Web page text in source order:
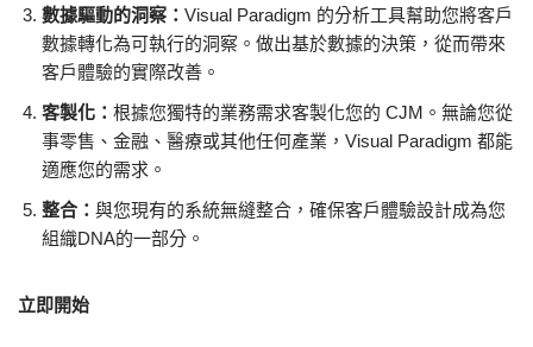
數據驅動的洞察： Visual Paradigm 的分析工具幫助您將客戶
數據轉化為可執行的洞察。做出基於數據的決策，從而帶來
客戶體驗的實際改善。
客製化： 根據您獨特的業務需求客製化您的 CJM。無論您從
事零售、金融、醫療或其他任何產業，Visual Paradigm 都能
適應您的需求。
整合： 與您現有的系統無縫整合，確保客戶體驗設計成為您
組織DNA的一部分。
立即開始